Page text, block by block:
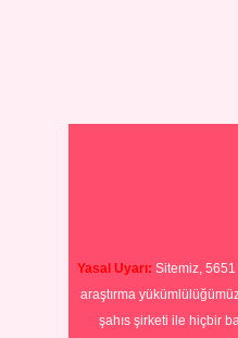
Yasal Uyarı: Sitemiz,
araştırma
şahıs şirketi ile hiçbir